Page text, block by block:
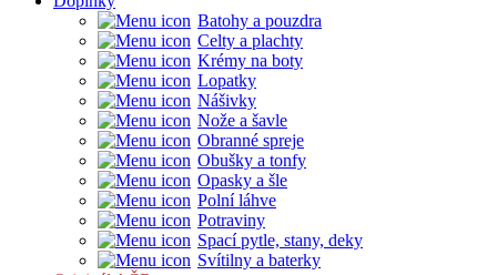
Batohy a pouzdra
Celty a plachty
Krémy na boty
Lopatky
Nášivky
Nože a šavle
Obranné spreje
Obušky a tonfy
Opasky a šle
Polní láhve
Potraviny
Spací pytle, stany, deky
Svítilny a baterky